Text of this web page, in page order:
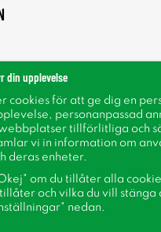
din upplevelse
cookies för att ge dig en
personanpassad
tillförlitliga och
vi in information om
deras enheter.
om du tillåter alla
och vilka du vill stänga
nedan.